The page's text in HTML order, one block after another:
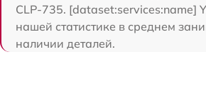
CLP-735. [dataset:services:name]
нашей статистике в среднем
наличии деталей.